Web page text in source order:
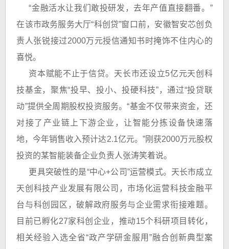
“金融活水让我们敢投研发，去年产值直接翻番。”
在该市政务服务大厅“科创贷”窗口前，安徽智安芯创负
责人张锐接过2000万元授信通知书时掩饰不住内心的
喜悦。
资本赋能不止于信贷。天长市还设立5亿元天创科
技基金，聚焦“投早、投小、投硬科技”，通过“投贷联
动”提供全周期股权投资服务。“基金不仅带来资金，还
对接了产业链上下游企业，让智能分拣设备快速落
地，今年销售收入预计达2.1亿元。”刚获2000万元股权
投资的某智能装备企业负责人张涛笑着说。
更具突破性的是“中心+公司”运营模式。天长市成立
天创科技产业发展有限公司，市场化运营科技金融平
台与科创园区，破解政府服务与企业需求衔接难题。
目前已孵化27家科创企业，推动15个科研项目转化，
相关经验入选全省“政产学研金服用”融合创新典型案